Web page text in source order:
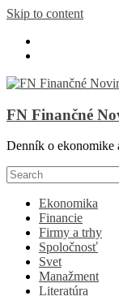
Skip to content
FN Finančné
Denník o ekonomike
Ekonomika
Financie
Firmy a trhy
Spoločnosť
Svet
Manažment
Literatúra